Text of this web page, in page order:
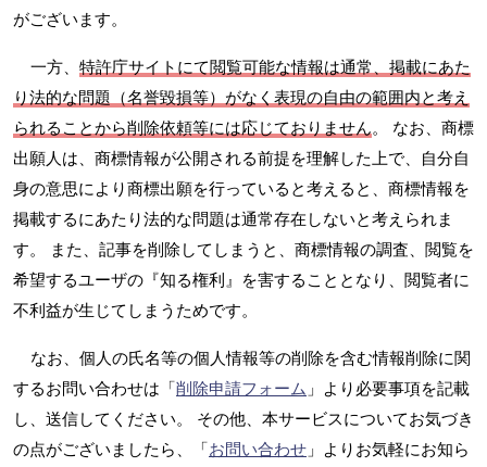
がございます。
一方、 特許庁サイトにて閲覧可能な情報は通常、掲載にあた
り法的な問題（名誉毀損等）がなく表現の自由の範囲内と考え
られることから削除依頼等には応じておりません。 なお、商標
出願人は、商標情報が公開される前提を理解した上で、自分自
身の意思により商標出願を行っていると考えると、商標情報を
掲載するにあたり法的な問題は通常存在しないと考えられま
す。 また、記事を削除してしまうと、商標情報の調査、閲覧を
希望するユーザの『知る権利』を害することとなり、閲覧者に
不利益が生じてしまうためです。
なお、個人の氏名等の個人情報等の削除を含む情報削除に関
するお問い合わせは「削除申請フォーム 」より必要事項を記載
し、送信してください。 その他、本サービスについてお気づき
の点がございましたら、「お問い合わせ 」よりお気軽にお知ら